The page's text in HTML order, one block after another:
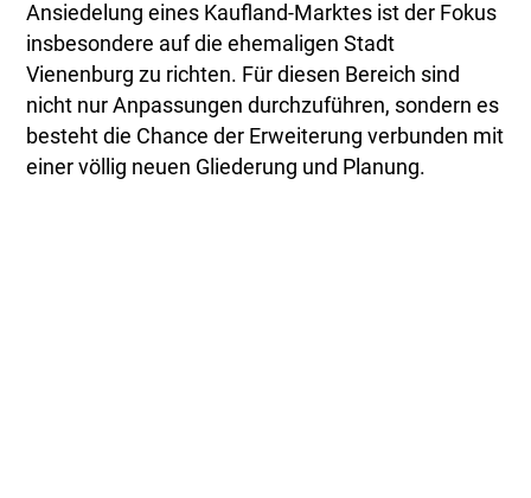
Ansiedelung eines Kaufland-Marktes ist der Fokus
insbesondere auf die ehemaligen Stadt
Vienenburg zu richten. Für diesen Bereich sind
nicht nur Anpassungen durchzuführen, sondern es
besteht die Chance der Erweiterung verbunden mit
einer völlig neuen Gliederung und Planung.